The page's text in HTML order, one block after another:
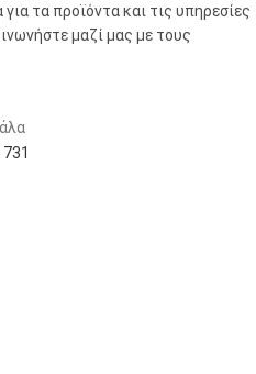
τα προϊόντα και τις υπηρεσίες
μαζί μας με τους